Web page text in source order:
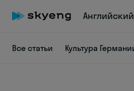
Английский
Все статьи Культура